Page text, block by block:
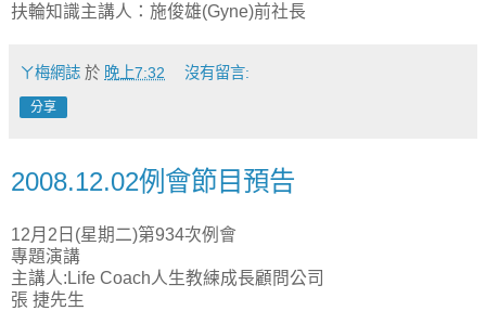
扶輪知識主講人：施俊雄(Gyne)前社長
ㄚ梅網誌 於 晚上7:32 沒有留言:
分享
2008.12.02例會節目預告
12月2日(星期二)第934次例會
專題演講
主講人:Life Coach人生教練成長顧問公司
張 捷先生